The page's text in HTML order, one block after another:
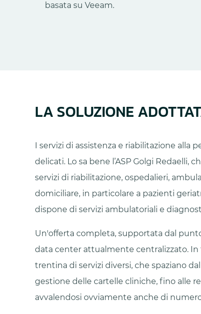
basata su Veeam.
LA SOLUZIONE
I servizi di assistenza e riabilitazione alla
delicati. Lo sa bene l’ASP Golgi Redaelli,
servizi di riabilitazione, ospedalieri,
domiciliare, in particolare a pazienti
dispone di servizi ambulatoriali e
Un'offerta completa, supportata dal
data center attualmente centralizzato.
trentina di servizi diversi, che spaziano
gestione delle cartelle cliniche, fino alle
avvalendosi ovviamente anche di